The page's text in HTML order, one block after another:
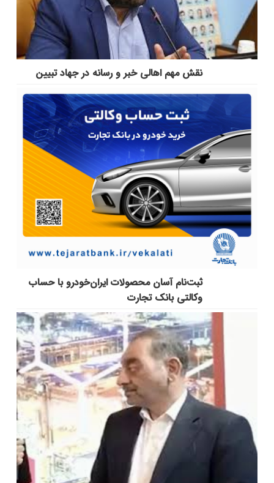
نقش مهم اهالی خبر و رسانه در جهاد تبیین
ثبت‌نام آسان محصولات ایران‌خودرو با حساب
وکالتی بانک تجارت